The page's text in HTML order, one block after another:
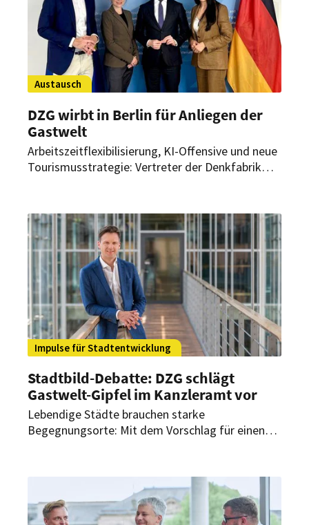
Austausch
DZG wirbt in Berlin für Anliegen der
Gastwelt
Arbeitszeitflexibilisierung, KI-Offensive und neue
Tourismusstrategie: Vertreter der Denkfabrik
Bundestag. Dort sprachen sie mit
Spitzenpolitikern über wichtige Anliegen der
Branche.
Impulse für Stadtentwicklung
Stadtbild-Debatte: DZG schlägt
Gastwelt-Gipfel im Kanzleramt vor
Lebendige Städte brauchen starke
Begegnungsorte: Mit dem Vorschlag für einen
rückt die Bedeutung der gesamten Gastwelt für
vitale Innenstädte ins Zentrum der politischen
Debatte.